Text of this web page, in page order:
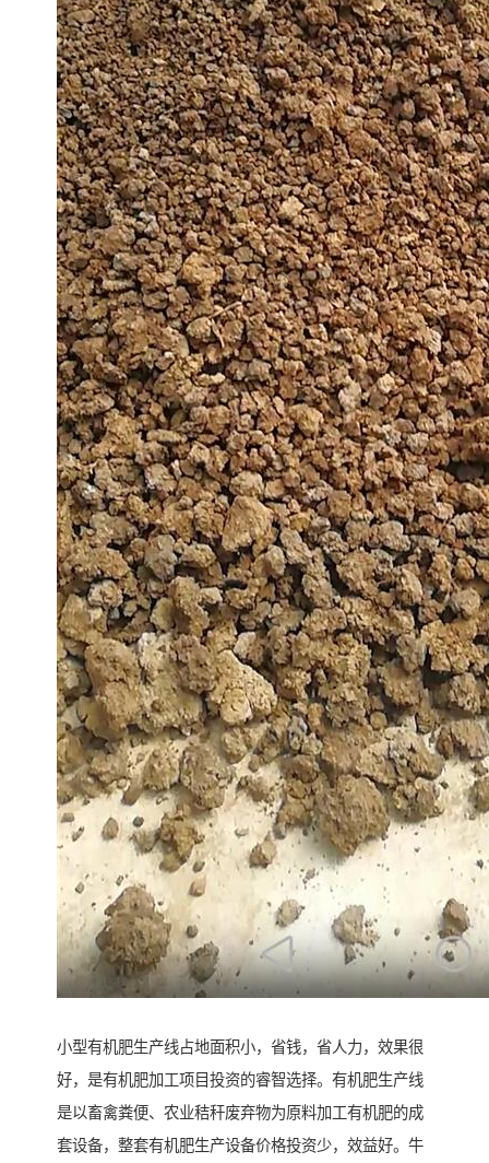
小型有机肥生产线占地面积小，省钱，省人力，效果很
好，是有机肥加工项目投资的睿智选择。有机肥生产线
是以畜禽粪便、农业秸秆废弃物为原料加工有机肥的成
套设备，整套有机肥生产设备价格投资少，效益好。牛